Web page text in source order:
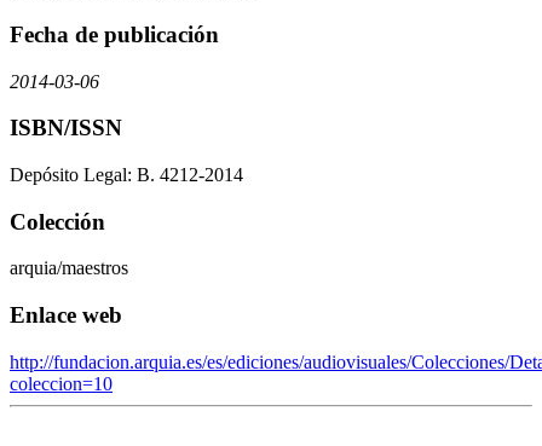
Fecha de publicación
2014-03-06
ISBN/ISSN
Depósito Legal: B. 4212-2014
Colección
arquia/maestros
Enlace web
http://fundacion.arquia.es/es/ediciones/audiovisuales/Colecciones/
coleccion=10